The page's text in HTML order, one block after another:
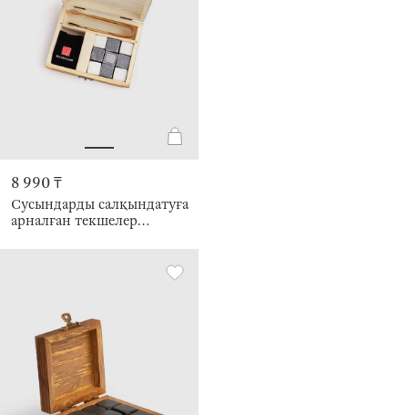
8 990 ₸
Сусындарды салқындатуға
арналған текшелер